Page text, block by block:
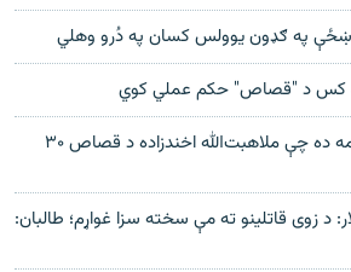
ښځې په ګډون يوولس کسان په دُرو وهلي
کس د "قصاص" حکم عملي کوي
د طالبانو ستره محکمه: تمه ده چې ملاهبت‌الله اخندزاده د قصاص ۳۰
د زوی قاتلينو ته مې سخته سزا غواړم؛ طالبان: